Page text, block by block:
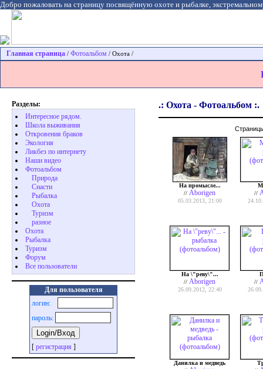
Добро пожаловать на страницу посвящённую охоте и рыбалке,
Главная страница / Фотоальбом / Охота /
Разделы:
Интересное рядом.
Школа выживания
Откровения браков
Экология
Ликбез по интернету
Наши видео
Фотоальбом
Природа
Cнасти
Рыбалка
Охота
Туризм
разное
Охота
Pыбалка
Туризм
Форум
Все пользователи
Для пользователя
логин:
пароль:
[ регистрация ]
.: Охота - Фотоальбом :.
На промысле...
// Aborigen
05.03.2013, 21:00
//
На \"реву\"...
// Aborigen
26.09.2012, 22:40
//
Данилка и медведь